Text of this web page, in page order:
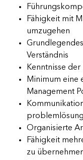
Fähigkeit mit
umzugehen
Verständnis
Kenntnisse
Minimum eine
Management
Organisierte
Fähigkeit
zu